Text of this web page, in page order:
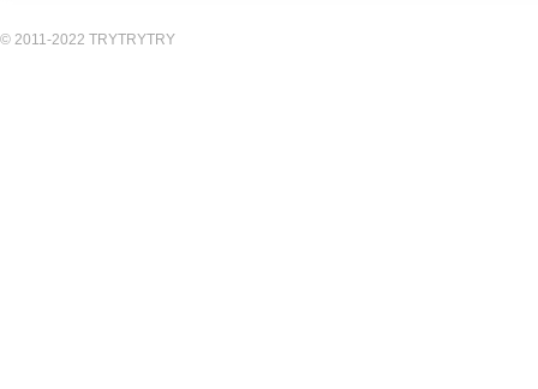
© 2011-2022 TRYTRYTRY